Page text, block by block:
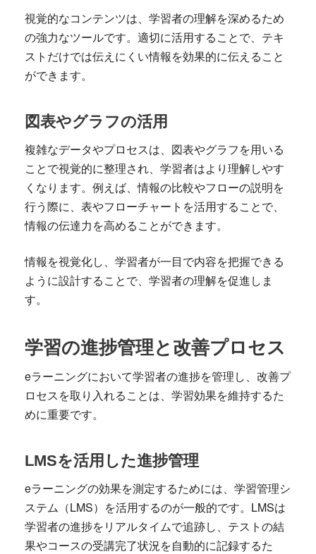
視覚的なコンテンツは、学習者の理解を深めるため
の強力なツールです。適切に活用することで、テキ
ストだけでは伝えにくい情報を効果的に伝えること
ができます。
図表やグラフの活用
複雑なデータやプロセスは、図表やグラフを用いる
ことで視覚的に整理され、学習者はより理解しやす
くなります。例えば、情報の比較やフローの説明を
行う際に、表やフローチャートを活用することで、
情報の伝達力を高めることができます。
情報を視覚化し、学習者が一目で内容を把握できる
ように設計することで、学習者の理解を促進しま
す。
学習の進捗管理と改善プロセス
eラーニングにおいて学習者の進捗を管理し、改善プ
ロセスを取り入れることは、学習効果を維持するた
めに重要です。
LMSを活用した進捗管理
eラーニングの効果を測定するためには、学習管理シ
ステム（LMS）を活用するのが一般的です。LMSは
学習者の進捗をリアルタイムで追跡し、テストの結
果やコースの受講完了状況を自動的に記録するた